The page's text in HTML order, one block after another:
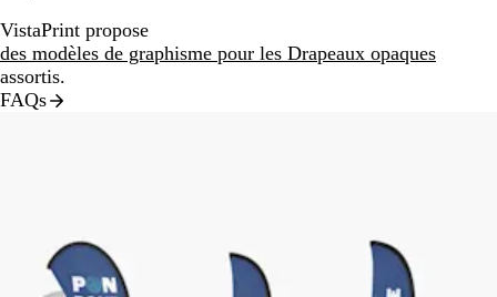
VistaPrint propose
des modèles de graphisme pour les Drapeaux opaques
assortis.
FAQs